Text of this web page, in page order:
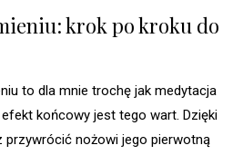
krok po kroku do
to dla mnie trochę jak medytacja
końcowy jest tego wart. Dzięki
nożowi jego pierwotną